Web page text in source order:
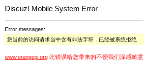
Discuz! Mobile System Error
Error messages:
您当前的访问请求当中含有非法字符，已经被系统拒绝
www.orangepi.org 此错误给您带来的不便我们深感歉意